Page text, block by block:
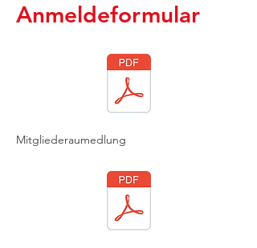
Anmeldeformular
Mitgliederaumedlung